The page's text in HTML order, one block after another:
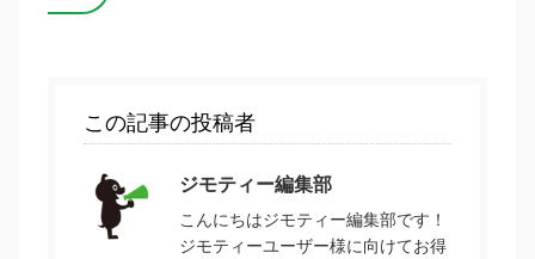
この記事の投稿者
ジモティー編集部
こんにちはジモティー編集部です！
ジモティーユーザー様に向けてお得